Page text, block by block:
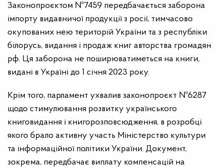
Законопроєктом №7459 передбачається заборона
імпорту видавничої продукції з росії, тимчасово
окупованих нею територій України та з республіки
білорусь, видання і продаж книг авторства громадян
рф. Ця заборона не поширюватиметься на книги,
видані в Україні до 1 січня 2023 року.
Крім того, парламент ухвалив законопроєкт №6287
щодо стимулювання розвитку українського
книговидання і книгорозповсюдження, в розробці
якого брало активну участь Міністерство культури
та інформаційної політики України. Документ,
зокрема, передбачає виплату компенсацій на